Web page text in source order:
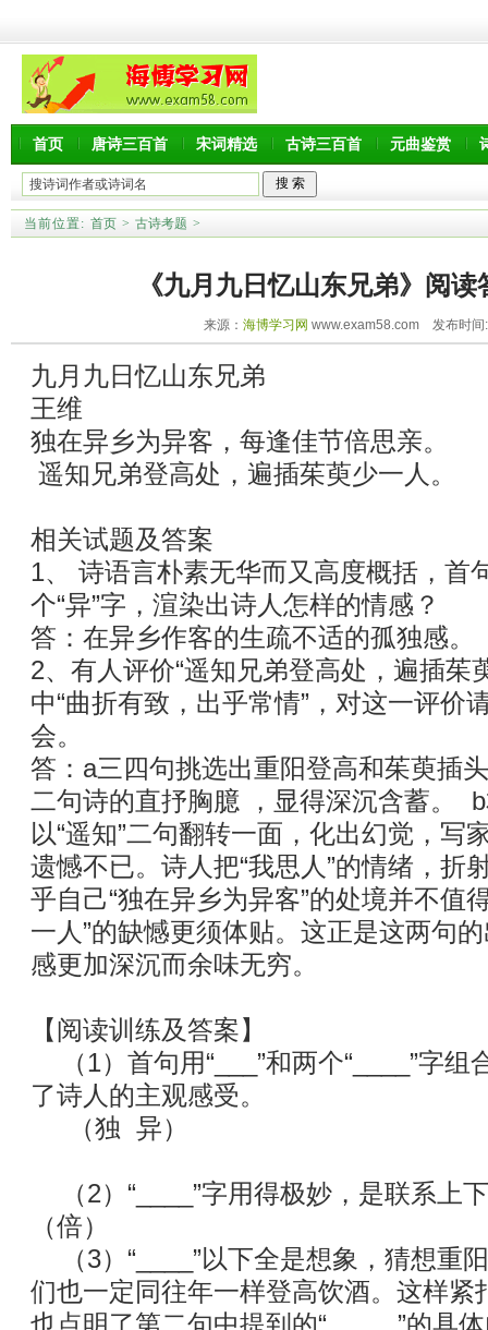
首页 唐诗三百首 宋词精选 古诗三百首 元曲鉴赏
当前位置: 首页 > 古诗考题 >
《九月九日忆山东兄弟》阅
来源： 海博学习网 www.exam58.com 发布时间
九月九日忆山东兄弟
王维
独在异乡为异客，每逢佳节倍思亲。
遥知兄弟登高处，遍插茱萸少一人。
相关试题及答案
1、 诗语言朴素无华而又高度概括，首
个“异”字，渲染出诗人怎样的情感？
答：在异乡作客的生疏不适的孤独感。
2、有人评价“遥知兄弟登高处，遍插茱
中“曲折有致，出乎常情”，对这一评价
会。
答：a三四句挑选出重阳登高和茱萸插
二句诗的直抒胸臆 ，显得深沉含蓄。
以“遥知”二句翻转一面，化出幻觉，写
遗憾不已。诗人把“我思人”的情绪，折
乎自己“独在异乡为异客”的处境并不值
一人”的缺憾更须体贴。这正是这两句
感更加深沉而余味无穷。
【阅读训练及答案】
（1）首句用“___”和两个“____”字组
了诗人的主观感受。
（独 异）
（2）“____”字用得极妙，是联系上
（倍）
（3）“____”以下全是想象，猜想重
们也一定同往年一样登高饮酒。这样紧